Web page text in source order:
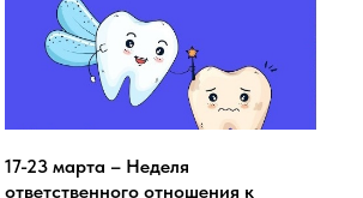
17-23 марта – Неделя
ответственного отношения к